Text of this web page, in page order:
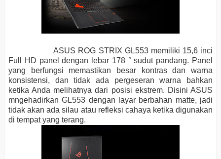
ASUS ROG STRIX GL553memiliki 15,6 inci
Full HD panel dengan lebar 178 ° sudut pandang. Panel
yang
berfungsi memastikan besar kontras dan warna
konsistensi, dan tidak ada pergeseranwarna bahkan
ketika Anda melihatnya dari posisi ekstrem. Disini ASUS
mngehadirkan GL553 dengan layar berbahan matte, jadi
tidak akan ada silau atau refleksi cahaya ketika digunakan
di tempat yang terang.